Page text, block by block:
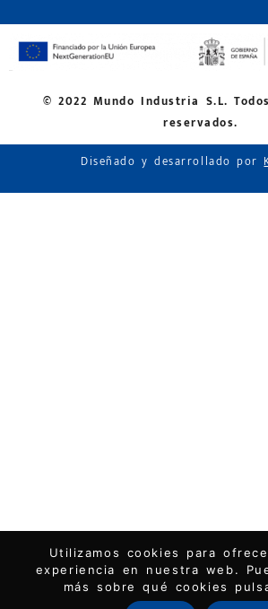
© 2022 Mundo Industria S.L.
reservados.
Diseñado y desarrollado por
Utilizamos cookies para
experiencia en nuestra web.
más sobre qué cookies